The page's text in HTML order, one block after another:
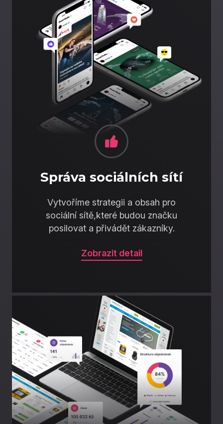
Správa sociálních sítí
Vytvoříme strategii a obsah pro
sociální sítě,které budou značku
posilovat a přivádět zákazníky.
Zobrazit detail